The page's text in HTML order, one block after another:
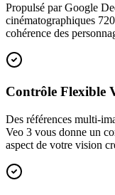
Propulsé par Google
cinématographiques
cohérence des
Contrôle Flexible
Des références multi-
Veo 3 vous donne un
aspect de votre vision